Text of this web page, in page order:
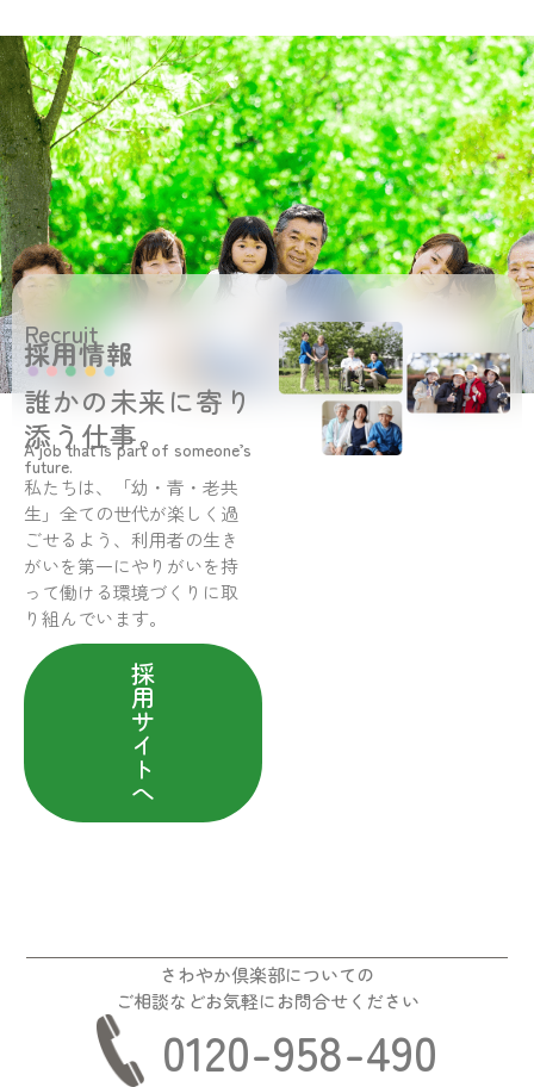
Recruit
採用情報
誰かの未来に寄り
添う仕事。
A job that is part of someone’s
future.
私たちは、「幼・青・老共
生」全ての世代が楽しく過
ごせるよう、利用者の生き
がいを第一にやりがいを持
って働ける環境づくりに取
り組んでいます。
採
用
サ
イ
ト
へ
さわやか倶楽部についての
ご相談などお気軽にお問合せください
0120-958-490